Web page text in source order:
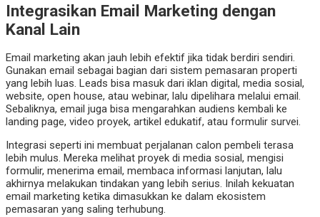
Integrasikan Email Marketing dengan
Kanal Lain
Email marketing akan jauh lebih efektif jika tidak berdiri sendiri.
Gunakan email sebagai bagian dari sistem pemasaran properti
yang lebih luas. Leads bisa masuk dari iklan digital, media sosial,
website, open house, atau webinar, lalu dipelihara melalui email.
Sebaliknya, email juga bisa mengarahkan audiens kembali ke
landing page, video proyek, artikel edukatif, atau formulir survei.
Integrasi seperti ini membuat perjalanan calon pembeli terasa
lebih mulus. Mereka melihat proyek di media sosial, mengisi
formulir, menerima email, membaca informasi lanjutan, lalu
akhirnya melakukan tindakan yang lebih serius. Inilah kekuatan
email marketing ketika dimasukkan ke dalam ekosistem
pemasaran yang saling terhubung.